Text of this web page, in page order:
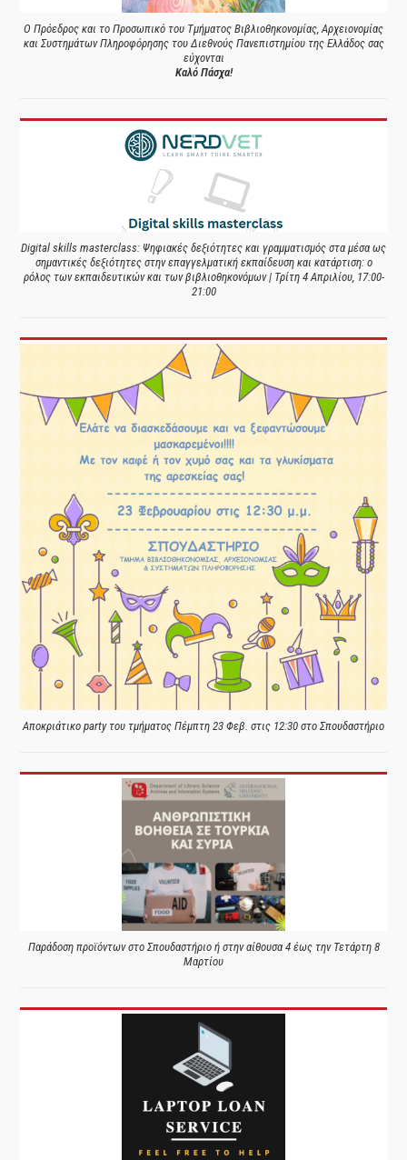
Ο Πρόεδρος και το Προσωπικό του Τμήματος Βιβλιοθηκονομίας, Αρχειονομίας
και Συστημάτων Πληροφόρησης του Διεθνούς Πανεπιστημίου της Ελλάδος σας
εύχονται
Καλό Πάσχα!
Digital skills masterclass: Ψηφιακές δεξιότητες και γραμματισμός στα μέσα ως
σημαντικές δεξιότητες στην επαγγελματική εκπαίδευση και κατάρτιση: ο
ρόλος των εκπαιδευτικών και των βιβλιοθηκονόμων | Τρίτη 4 Απριλίου, 17:00-
21:00
Αποκριάτικο party του τμήματος Πέμπτη 23 Φεβ. στις 12:30 στο Σπουδαστήριο
Παράδοση προϊόντων στο Σπουδαστήριο ή στην αίθουσα 4 έως την Τετάρτη 8
Μαρτίου